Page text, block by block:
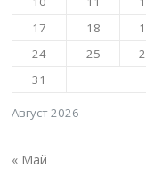
Август 2026
17
18
24
25
31
« Май